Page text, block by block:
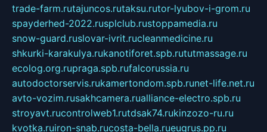
trade-farm.rutajuncos.rutaksu.rutor-lyubov-i-grom.ru
spayderhed-2022.rusplclub.rustoppamedia.ru
snow-guard.ruslovar-ivrit.rucleanmedicine.ru
shkurki-karakulya.rukanotiforet.spb.rututmassage.ru
ecolog.org.rupraga.spb.rufalcorussia.ru
autodoctorservis.rukamertondom.spb.runet-life.net.ru
avto-vozim.rusakhcamera.rualliance-electro.spb.ru
stroyavt.rucontrolweb1.rutdsak74.rukinzozo-ru.ru
kvotka.ruiron-snab.rucosta-bella.rueugrus.pp.ru